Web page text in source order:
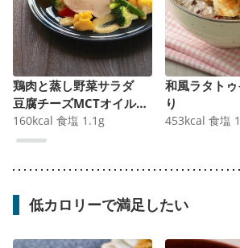
鶏肉と蒸し野菜サラダ
豆腐チーズMCTオイルド
レッシング
160kcal 食塩 1.1 g
和風ラタト
り
453kcal 食塩
低カロリーで満足したい